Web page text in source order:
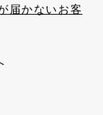
届かないお客